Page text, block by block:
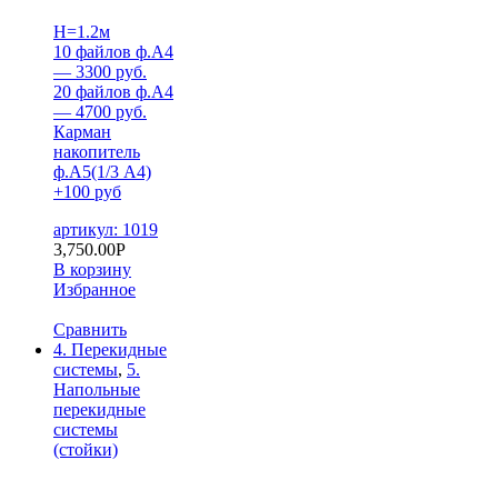
H=1.2м
10 файлов ф.А4
— 3300 руб.
20 файлов ф.А4
— 4700 руб.
Карман
накопитель
ф.А5(1/3 А4)
+100 руб
артикул: 1019
3,750.00Р
В корзину
Избранное
Сравнить
4. Перекидные
системы, 5.
Напольные
перекидные
системы
(стойки)